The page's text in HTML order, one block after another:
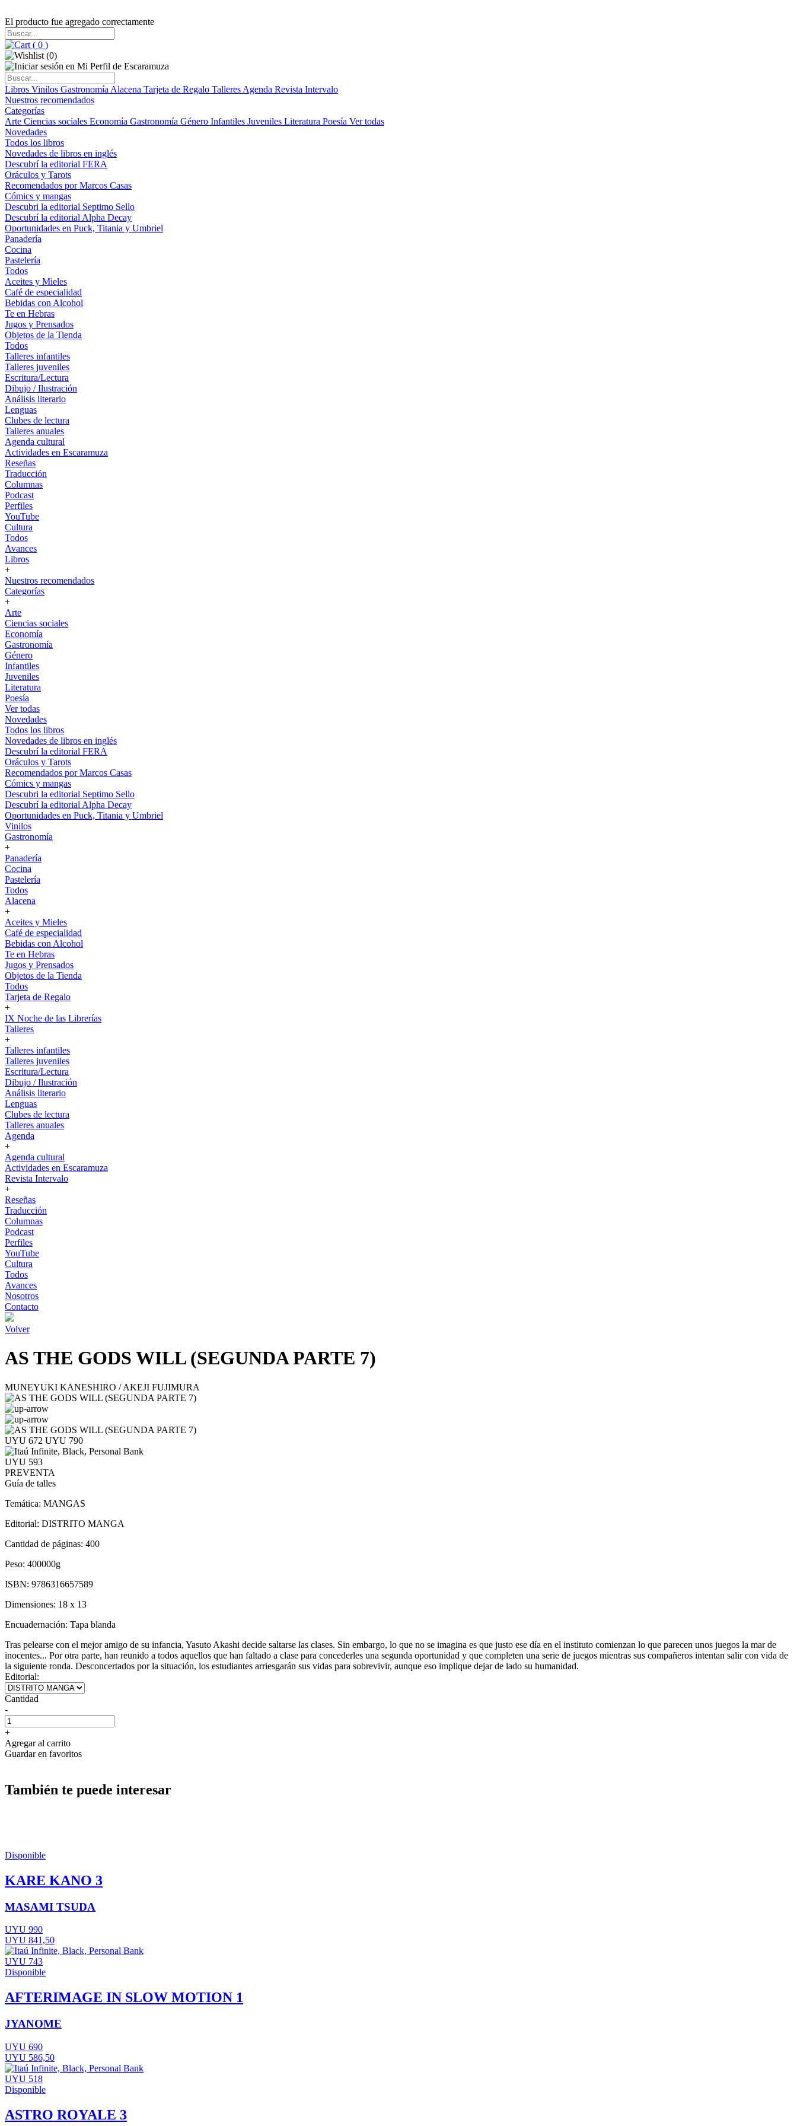
El producto fue agregado correctamente
( 0 )
(0)
Libros Vinilos Gastronomía Alacena Tarjeta de Regalo Talleres Agenda Revista Intervalo
Nuestros recomendados
Categorías
Arte Ciencias sociales Economía Gastronomía Género Infantiles Juveniles Literatura Poesía Ver todas
Novedades
Todos los libros
Novedades de libros en inglés
Descubrí la editorial FERA
Oráculos y Tarots
Recomendados por Marcos Casas
Cómics y mangas
Descubri la editorial Septimo Sello
Descubrí la editorial Alpha Decay
Oportunidades en Puck, Titania y Umbriel
Panadería
Cocina
Pastelería
Todos
Aceites y Mieles
Café de especialidad
Bebidas con Alcohol
Te en Hebras
Jugos y Prensados
Objetos de la Tienda
Todos
Talleres infantiles
Talleres juveniles
Escritura/Lectura
Dibujo / Ilustración
Análisis literario
Lenguas
Clubes de lectura
Talleres anuales
Agenda cultural
Actividades en Escaramuza
Reseñas
Traducción
Columnas
Podcast
Perfiles
YouTube
Cultura
Todos
Avances
Libros
+
Nuestros recomendados
Categorías
+
Arte
Ciencias sociales
Economía
Gastronomía
Género
Infantiles
Juveniles
Literatura
Poesía
Ver todas
Novedades
Todos los libros
Novedades de libros en inglés
Descubrí la editorial FERA
Oráculos y Tarots
Recomendados por Marcos Casas
Cómics y mangas
Descubri la editorial Septimo Sello
Descubrí la editorial Alpha Decay
Oportunidades en Puck, Titania y Umbriel
Vinilos
Gastronomía
+
Panadería
Cocina
Pastelería
Todos
Alacena
+
Aceites y Mieles
Café de especialidad
Bebidas con Alcohol
Te en Hebras
Jugos y Prensados
Objetos de la Tienda
Todos
Tarjeta de Regalo
+
IX Noche de las Librerías
Talleres
+
Talleres infantiles
Talleres juveniles
Escritura/Lectura
Dibujo / Ilustración
Análisis literario
Lenguas
Clubes de lectura
Talleres anuales
Agenda
+
Agenda cultural
Actividades en Escaramuza
Revista Intervalo
+
Reseñas
Traducción
Columnas
Podcast
Perfiles
YouTube
Cultura
Todos
Avances
Nosotros
Contacto
Volver
AS THE GODS WILL (SEGUNDA PARTE 7)
MUNEYUKI KANESHIRO / AKEJI FUJIMURA
UYU 672 UYU 790
UYU 593
PREVENTA
Guía de talles
Temática: MANGAS
Editorial: DISTRITO MANGA
Cantidad de páginas: 400
Peso: 400000g
ISBN: 9786316657589
Dimensiones: 18 x 13
Encuadernación: Tapa blanda
Tras pelearse con el mejor amigo de su infancia, Yasuto Akashi decide saltarse las clases. Sin embargo, lo que no se imagina es que justo ese día en el instituto comienzan lo que parecen unos juegos la mar de
inocentes... Por otra parte, han reunido a todos aquellos que han faltado a clase para concederles una segunda oportunidad y que completen una serie de juegos mientras sus compañeros intentan salir con vida de
la siguiente ronda. Desconcertados por la situación, los estudiantes arriesgarán sus vidas para sobrevivir, aunque eso implique dejar de lado su humanidad.
Editorial:
Cantidad
-
+
Agregar al carrito
Guardar en favoritos
También te puede interesar
Disponible
KARE KANO 3
MASAMI TSUDA
UYU 990
UYU 841,50
UYU 743
Disponible
AFTERIMAGE IN SLOW MOTION 1
JYANOME
UYU 690
UYU 586,50
UYU 518
Disponible
ASTRO ROYALE 3